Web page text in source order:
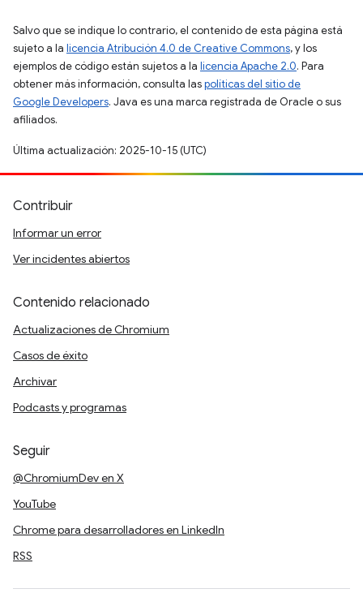
Salvo que se indique lo contrario, el contenido de esta página está
sujeto a la licencia Atribución 4.0 de Creative Commons, y los
ejemplos de código están sujetos a la licencia Apache 2.0. Para
obtener más información, consulta laspolíticas del sitio de
Google Developers. Java es una marca registrada de Oracle o sus
afiliados.
Última actualización: 2025-10-15 (UTC)
Contribuir
Informar un error
Ver incidentes abiertos
Contenido relacionado
Actualizaciones de Chromium
Casos de éxito
Archivar
Podcasts y programas
Seguir
@ChromiumDev en X
YouTube
Chrome para desarrolladores en LinkedIn
RSS